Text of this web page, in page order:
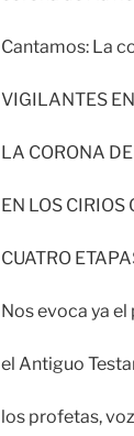
Cantamos: La
VIGILANTES
LA CORONA
EN LOS CIRIOS
CUATRO
Nos evoca ya
el Antiguo
los profetas,